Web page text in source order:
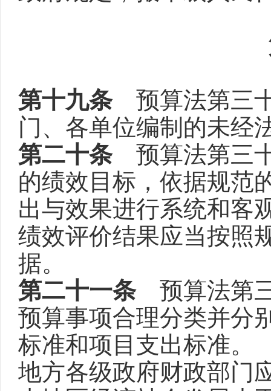
第十九条预算法第三十
门、各单位编制的未经
第二十条预算法第三十
的绩效目标，依据规范
出与效果进行系统和客
绩效评价结果应当按照
据。
第二十一条预算法第三
预算事项合理分类并分
标准和项目支出标准。
地方各级政府财政部门